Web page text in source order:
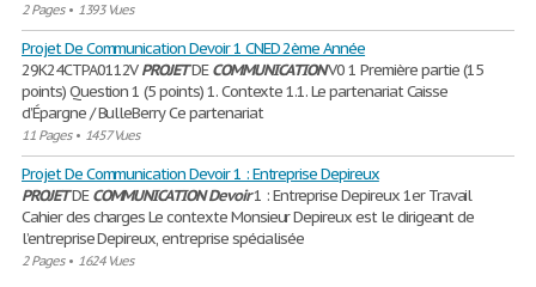
2 Pages• 1393 Vues
Projet De Communication Devoir 1 CNED 2ème Année
29K24CTPA0112VPROJETDECOMMUNICATIONV0 1 Première partie (15
points) Question 1 (5 points) 1. Contexte 1.1. Le partenariat Caisse
d’Épargne / BulleBerry Ce partenariat
11 Pages• 1457 Vues
Projet De Communication Devoir 1 : Entreprise Depireux
PROJETDECOMMUNICATION Devoir1 : Entreprise Depireux 1er Travail
Cahier des charges Le contexte Monsieur Depireux est le dirigeant de
l’entreprise Depireux, entreprise spécialisée
2 Pages• 1624 Vues